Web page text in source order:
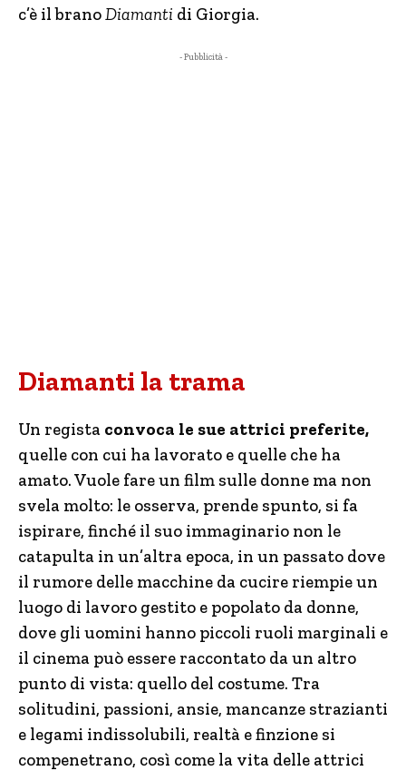
c’è il branoDiamanti di Giorgia.
- Pubblicità -
Diamanti la trama
Un regista convoca le sue attrici preferite,
quelle con cui ha lavorato e quelle che ha
amato. Vuole fare un film sulle donne ma non
svela molto: le osserva, prende spunto, si fa
ispirare, finché il suo immaginario non le
catapulta in un’altra epoca, in un passato dove
il rumore delle macchine da cucire riempie un
luogo di lavoro gestito e popolato da donne,
dove gli uomini hanno piccoli ruoli marginali e
il cinema può essere raccontato da un altro
punto di vista: quello del costume. Tra
solitudini, passioni, ansie, mancanze strazianti
e legami indissolubili, realtà e finzione si
compenetrano, così come la vita delle attrici